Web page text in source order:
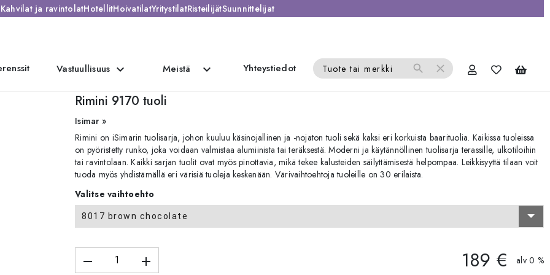
Kahvilat ja ravintolatHotellitHoivatilatYritystilatRisteilijätSuunnittelijat
Vastuullisuus expand_more Meistä expand_more Yhteystiedot Tuote tai merkki search close
Rimini 9170 tuoli
Isimar »
Rimini on iSimarin tuolisarja, johon kuuluu käsinojallinen ja -nojaton tuoli sekä kaksi eri korkuista baarituolia. Kaikissa tuoleissa
on pyöristetty runko, joka voidaan valmistaa alumiinista tai teräksestä. Moderni ja käytännöllinen tuolisarja terassille, ulkotiloihin
tai ravintolaan. Kaikki sarjan tuolit ovat myös pinottavia, mikä tekee kalusteiden säilyttämisestä helpompaa. Leikkisyyttä tilaan voit
tuoda myös yhdistämällä eri värisiä tuoleja keskenään. Värivaihtoehtoja tuoleille on 30 erilaista.
Valitse vaihtoehto
8017 brown chocolate
remove add 189 € alv 0 %